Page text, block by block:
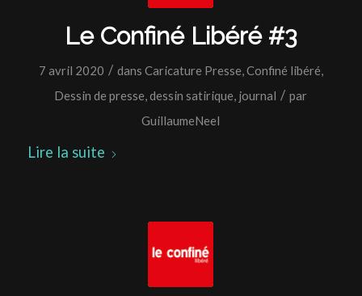
Le Confiné Libéré #3
7 avril 2020 / dans Caricature Presse,Confiné libéré,
Dessin de presse,dessin satirique, journal / par
GuillaumeNeel
Lire la suite